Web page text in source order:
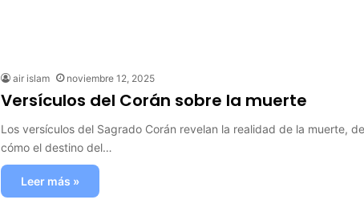
air islam noviembre 12, 2025
Versículos del Corán sobre la muerte
Los versículos del Sagrado Corán revelan la realidad de la muerte,
cómo el destino del…
Leer más »